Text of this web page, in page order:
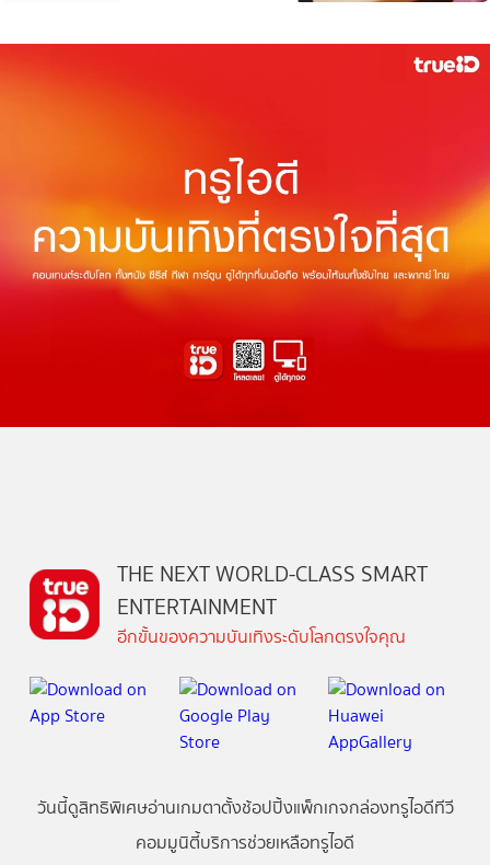
THE NEXT WORLD-CLASS SMART
ENTERTAINMENT
อีกขั้นของความบันเทิงระดับโลกตรงใจคุณ
วันนี้ดูสิทธิพิเศษอ่านเกมตาตั้งช้อปปิ้งแพ็กเกจกล่องทรูไอดีทีวี
คอมมูนิตี้บริการช่วยเหลือทรูไอดี